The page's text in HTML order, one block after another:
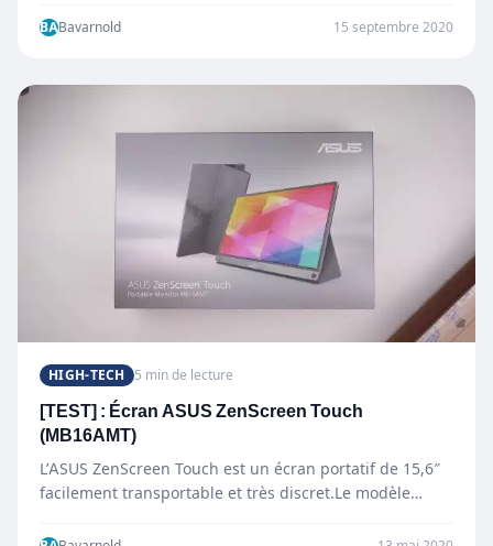
BABavarnold 15 septembre 2020
HIGH-TECH 5 min de lecture
[TEST] : Écran ASUS ZenScreen Touch
(MB16AMT)
L’ASUS ZenScreen Touch est un écran portatif de 15,6″
facilement transportable et très discret.Le modèle